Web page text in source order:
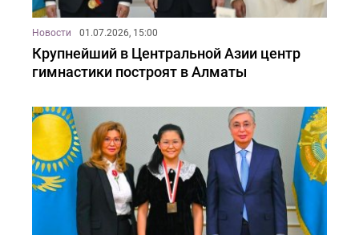
Новости 01.07.2026, 15:00
Крупнейший в Центральной Азии центр
гимнастики построят в Алматы